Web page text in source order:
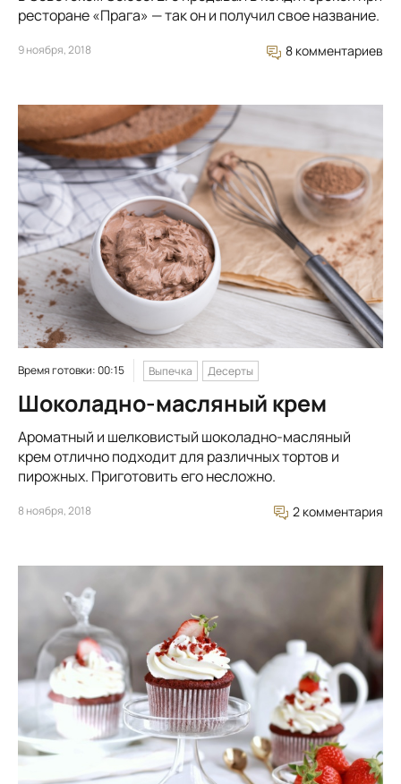
ресторане «Прага» — так он и получил свое название.
9 ноября, 2018 8 комментариев
Время готовки: 00:15 Выпечка Десерты
Шоколадно-масляный крем
Ароматный и шелковистый шоколадно-масляный
крем отлично подходит для различных тортов и
пирожных. Приготовить его несложно.
8 ноября, 2018 2 комментария